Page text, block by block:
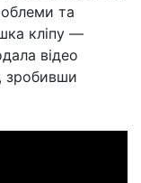
та
кліпу —
відео
зробивши